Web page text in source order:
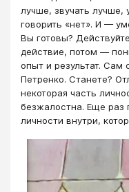
лучше, звучать лучше,
говорить «нет». И —
Вы готовы?
действие, потом —
опыт и результат.
Петренко. Станете?
некоторая часть
безжалостна. Еще раз
личности внутри,